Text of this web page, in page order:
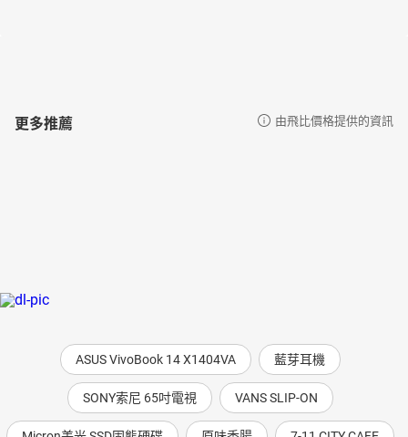
更多推薦 由飛比價格提供的資訊
ASUS VivoBook 14 X1404VA 藍芽耳機
SONY索尼 65吋電視 VANS SLIP-ON